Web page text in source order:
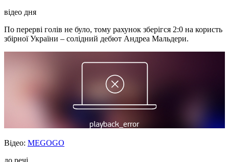
відео дня
По перерві голів не було, тому рахунок зберігся 2:0 на користь
збірної України – солідний дебют Андреа Мальдери.
Відео: MEGOGO